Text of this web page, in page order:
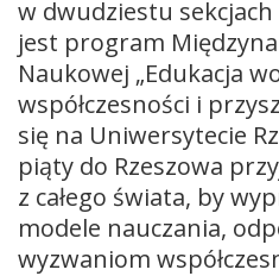
w dwudziestu
jest program
Naukowej „Edukacja
współczesności i
się na Uniwersytecie
piąty do Rzeszowa
z całego świata, by
modele nauczania,
wyzwaniom